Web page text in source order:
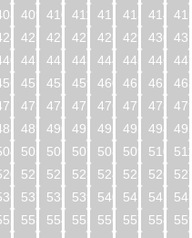
409 410 411 412 413 414
425 426 427 428 429 430
441 442 443 444 445 446
457 458 459 460 461 462
473 474 475 476 477 478
489 490 491 492 493 494
505 506 507 508 509 510
521 522 523 524 525 526
537 538 539 540 541 542
553 554 555 556 557 558